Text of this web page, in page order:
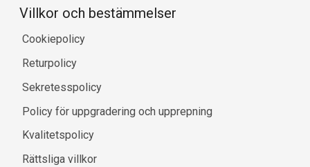
Villkor och bestämmelser
Cookiepolicy
Returpolicy
Sekretesspolicy
Policy för uppgradering och upprepning
Kvalitetspolicy
Rättsliga villkor